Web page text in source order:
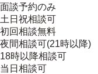
面談予約のみ
土日祝相談可
初回相談無料
夜間相談可(21時以降)
18時以降相談可
当日相談可